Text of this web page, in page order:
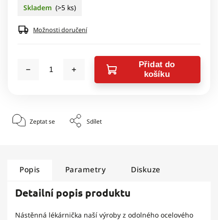
Skladem (>5 ks)
Možnosti doručení
Přidat do
košíku
Zeptat se Sdílet
Popis Parametry Diskuze
Detailní popis produktu
Nástěnná lékárnička naší výroby z odolného ocelového